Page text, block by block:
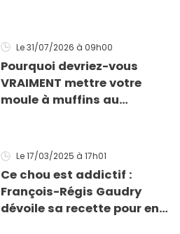
Le 31/07/2026 à 09h00
Pourquoi devriez-vous
VRAIMENT mettre votre
moule à muffins au
!
Le 17/03/2025 à 17h01
Ce chou est addictif :
François-Régis Gaudry
dévoile sa recette pour en